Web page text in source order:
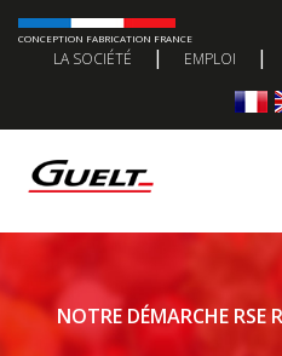
CONCEPTION FABRICATION FRANCE
LA SOCIÉTÉ | EMPLOI |
NOTRE DÉMARCHE RSE